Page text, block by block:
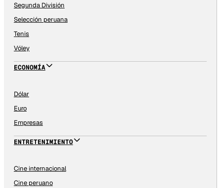
Segunda División
Selección peruana
Tenis
Vóley
ECONOMÍA
Dólar
Euro
Empresas
ENTRETENIMIENTO
Cine internacional
Cine peruano